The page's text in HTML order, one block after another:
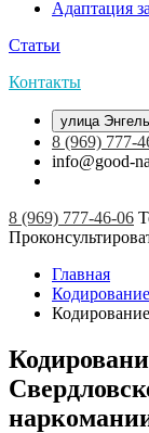
Адаптация
Статьи
Контакты
улица
8 (969) 777-
info@good-
8 (969) 777-46-06
Главная
Кодирование